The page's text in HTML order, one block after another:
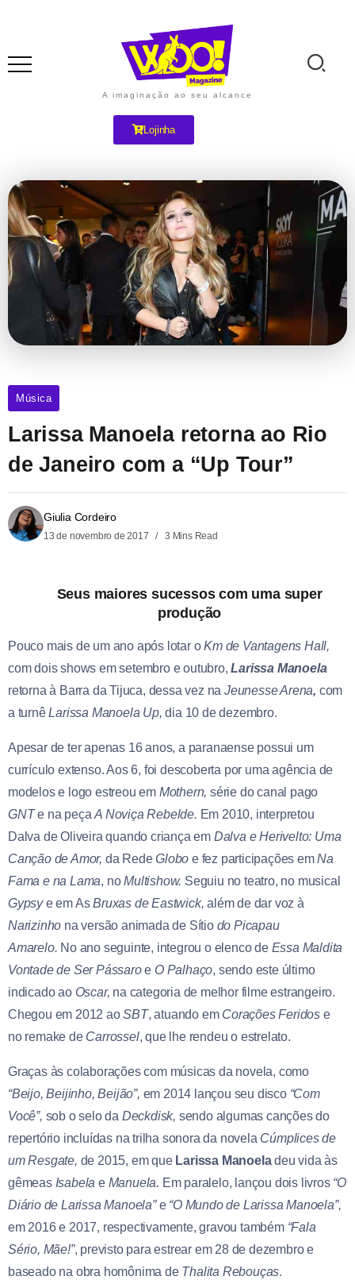
A imaginação ao seu alcance
Lojinha
Música
Larissa Manoela retorna ao Rio
de Janeiro com a “Up Tour”
Giulia Cordeiro
13 de novembro de 2017 3 Mins Read
Seus maiores sucessos com uma super
produção
Pouco mais de um ano após lotar oKm de Vantagens Hall,
com dois shows em setembro e outubro,Larissa Manoela
retorna à Barra da Tijuca, dessa vez naJeunesse Arena, com
a turnêLarissa Manoela Up,dia 10 de dezembro.
Apesar de ter apenas 16 anos, a paranaense possui um
currículo extenso. Aos 6, foi descoberta por uma agência de
modelos e logo estreou em Mothern,série do canal pago
GNTe na peçaA Noviça Rebelde. Em 2010, interpretou
Dalva de Oliveira quando criança em Dalva e Herivelto: Uma
Canção de Amor, da RedeGloboe fez participações emNa
Fama e na Lama, noMultishow. Seguiu no teatro, no musical
Gypsye em AsBruxas de Eastwick, além de dar voz à
Narizinho na versão animada de Sítiodo Picapau
Amarelo. No ano seguinte, integrou o elenco deEssa Maldita
Vontade de Ser Pássaroe O Palhaço, sendo este último
indicado ao Oscar, na categoria de melhor filme estrangeiro.
Chegou em 2012 aoSBT, atuando em Corações Feridos e
no remake de Carrossel, que lhe rendeu o estrelato.
Graças às colaborações com músicas da novela, como
“Beijo, Beijinho, Beijão”, em 2014 lançou seu disco “Com
Você”, sob o selo da Deckdisk, sendo algumas canções do
repertório incluídas na trilha sonora da novela Cúmplices de
um Resgate, de 2015, em que Larissa Manoeladeu vida às
gêmeas IsabelaeManuela. Em paralelo, lançou dois livros “O
Diário de Larissa Manoela”e “O Mundo de Larissa Manoela”,
em 2016 e 2017, respectivamente, gravou também “Fala
Sério, Mãe!”, previsto para estrear em 28 de dezembro e
baseado na obra homônima de Thalita Rebouças.